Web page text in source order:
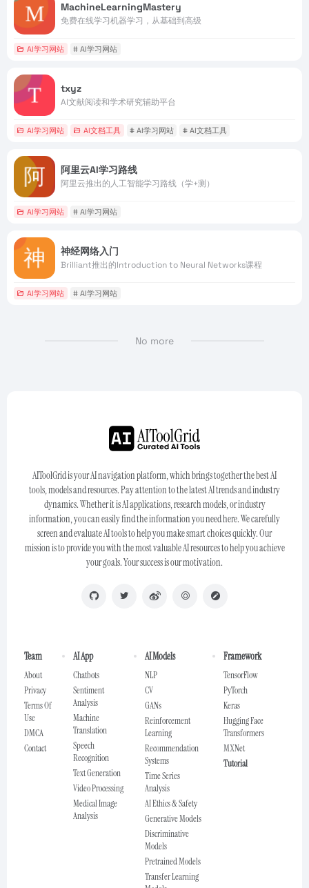
MachineLearningMastery
免费在线学习机器学习，从基础到高级
AI学习网站 # AI学习网站
txyz
AI文献阅读和学术研究辅助平台
AI学习网站 AI文档工具 # AI学习网站 # AI文档工具
阿里云AI学习路线
阿里云推出的人工智能学习路线（学+测）
AI学习网站 # AI学习网站
神经网络入门
Brilliant推出的Introduction to Neural Networks课程
AI学习网站 # AI学习网站
No more
AIToolGrid is your AI navigation platform, which brings together the best AI
tools, models and resources. Pay attention to the latest AI trends and industry
dynamics. Whether it is AI applications, research models, or industry
information, you can easily find the information you need here. We carefully
screen and evaluate AI tools to help you make smart choices quickly. Our
mission is to provide you with the most valuable AI resources to help you achieve
your goals. Your success is our motivation.
Team
About
Privacy
Terms Of
Use
DMCA
Contact
AI App
Chatbots
Sentiment
Analysis
Machine
Translation
Speech
Recognition
Text Generation
Video Processing
Medical Image
Analysis
AI Models
NLP
CV
GANs
Reinforcement
Learning
Recommendation
Systems
Time Series
Analysis
AI Ethics & Safety
Generative Models
Discriminative
Models
Pretrained Models
Transfer Learning
Framework
TensorFlow
PyTorch
Keras
Hugging Face
Transformers
MXNet
Tutorial